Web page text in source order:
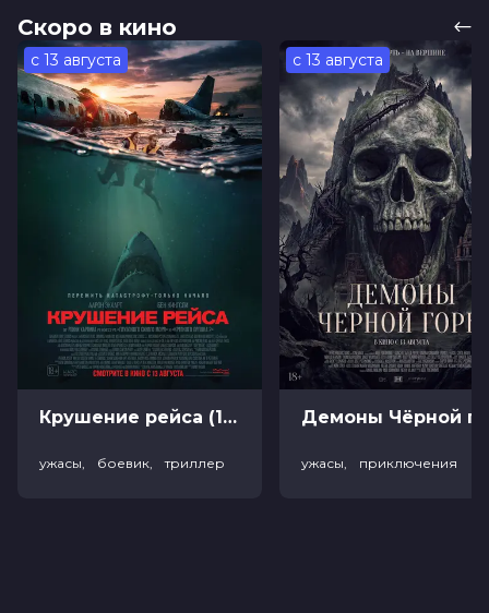
Меморандум
до 1 апреля
Пушкинская картаМожно оплатить
Скоро в кино
с 13 августа
Крушение рейса (18+)
ужасы, боевик, триллер
с 13 августа
ужасы, приключения